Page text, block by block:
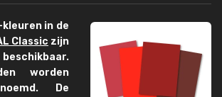
kleuren in de
Classic zijn
worden
De